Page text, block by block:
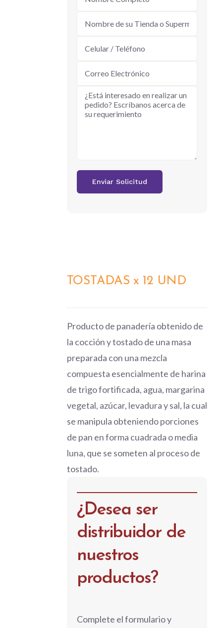
TOSTADAS x 12 UND
Producto de panadería obtenido de
la cocción y tostado de una masa
preparada con una mezcla
compuesta esencialmente de harina
de trigo fortificada, agua, margarina
vegetal, azúcar, levadura y sal, la cual
se manipula obteniendo porciones
de pan en forma cuadrada o media
luna, que se someten al proceso de
tostado.
¿Desea ser
distribuidor de
nuestros
productos?
Complete el formulario y